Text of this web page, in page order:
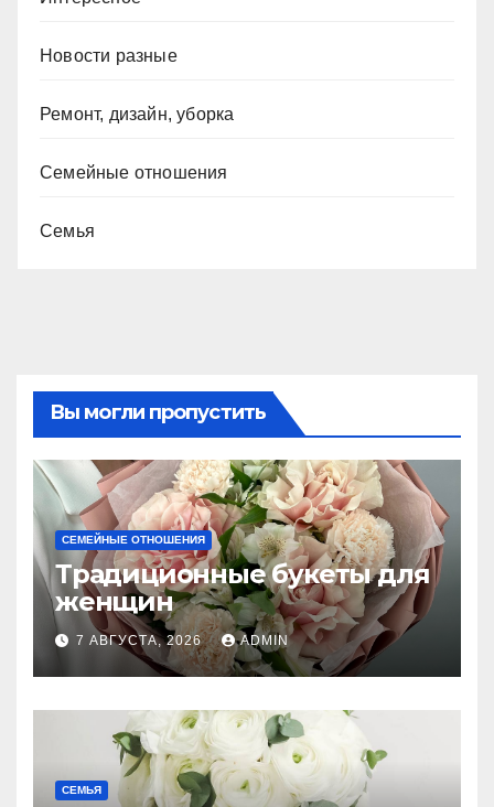
Новости разные
Ремонт, дизайн, уборка
Семейные отношения
Семья
Вы могли пропустить
СЕМЕЙНЫЕ ОТНОШЕНИЯ
Традиционные букеты для
женщин
7 АВГУСТА, 2026 ADMIN
СЕМЬЯ